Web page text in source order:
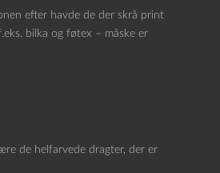
efter havde de der skrå print
bilka og føtex – måske er
de helfarvede dragter, der er